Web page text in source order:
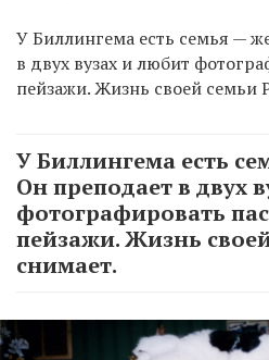
У Биллингема есть семья —
в двух вузах и любит
пейзажи. Жизнь своей семьи
У Биллингема есть
Он преподает в двух
фотографировать
пейзажи. Жизнь
снимает.